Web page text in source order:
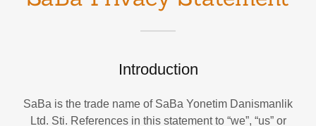
Introduction
SaBa is the trade name of SaBa Yonetim Danismanlik
Ltd. Sti. References in this statement to “we”, “us” or